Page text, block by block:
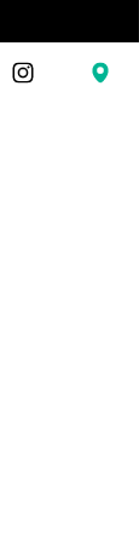
des
pour :